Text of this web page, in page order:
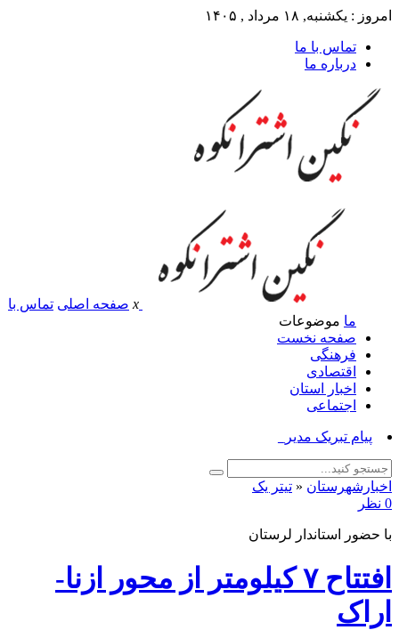
امروز : یکشنبه, ۱۸ مرداد , ۱۴۰۵
تماس با ما
درباره ما
x صفحه اصلی تماس با
ما موضوعات
صفحه نخست
فرهنگی
اقتصادی
اخبار استان
اجتماعی
پیام تبریک مدیر جهاد _
اخبارشهرستان « تیتر یک
0 نظر
با حضور استاندار لرستان
افتتاح ۷ کیلومتر از محور ازنا-
اراک